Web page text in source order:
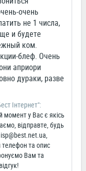
очень
не 1 числа,
и будете
ком.
блеф. Очень
априори
дураки, разве
Інтернет":
у Вас є якісь
відправте, будь
isp@best.net.ua,
та опис
Вам та